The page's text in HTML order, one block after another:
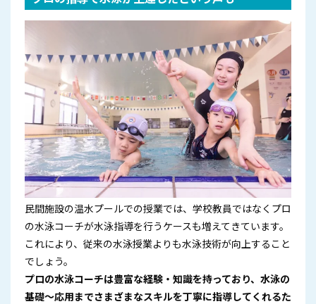
民間施設の温水プールでの授業では、学校教員ではなくプロ
の水泳コーチが水泳指導を行うケースも増えてきています。
これにより、従来の水泳授業よりも水泳技術が向上すること
でしょう。
プロの水泳コーチは豊富な経験・知識を持っており、水泳の
基礎～応用までさまざまなスキルを丁寧に指導してくれるた